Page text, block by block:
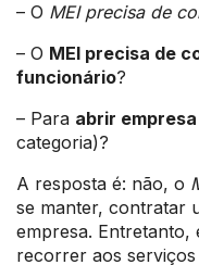
– O MEI precisa de
– O MEI precisa de
funcionário?
– Para abrir
categoria)?
A resposta é: não, o
se manter, contratar
empresa. Entretanto,
recorrer aos